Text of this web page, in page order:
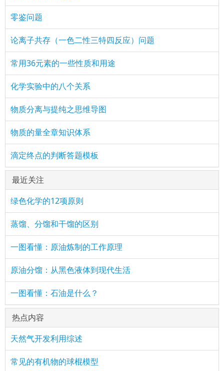
零鉴问题
论离子共存（一色二性三特四反应）问题
常用36元素的一些性质和用途
化学实验中的八个关系
物质分离与提纯之思维导图
物质的量全章知识体系
滴定终点的判断答题模板
最近关注
绿色化学的12项原则
蒸馏、分馏和干馏的区别
一图看懂：原油炼制的工作原理
原油分馏：从黑色液体到现代生活
一图看懂：石油是什么？
热点内容
天然气开发利用综述
常见的有机物的球棍模型